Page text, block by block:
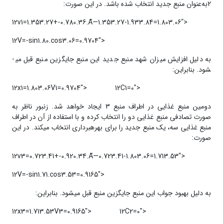
2به‌عنوان منبع جدید انتخاب شده باشد. در این صورت:
12v1=1.353.27+-0.780.36.Ã—1.353.27-1.933.84=1.803.06">
12V=-sin1.80.cos3.06=0.9704">
به دلیل افزایش میزان شهد منبع جدید این منبع جایگزین منبع قبل می­
شود. بنابراین:
12x1=1.803.06V1=0.9704"> 12C1=0">
دومین منبع غذایی در اطراف منبع 3 ایجاد خواهد شد. زنبور ناظر به
صورت تصادفی منبع غذایی دو را انتخاب کرده و با استفاده از آن در اطراف
منبع غذایی سه، یک منبع جدید را برای بهره­برداری انتخاب می­کند. در این
صورت:
12v3=0.723.41+-0.920.34.Ã—0.723.41-1.803.06=1.713.53">
12V=-sin1.71.cos3.53=0.9165">
به دلیل بهبود جواب این منبع جایگزین منبع قبل می­شود. بنابراین:
12x3=1.713.53V3=0.9165"> 12C2=0">